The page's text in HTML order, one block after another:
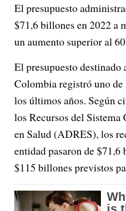
El presupuesto
$71,6 billones en 2022 a
un aumento superior al
El presupuesto destinado
Colombia registró uno de
los últimos años. Según
los Recursos del
en Salud (ADRES), los
entidad pasaron de $71,6
$115 billones previstos